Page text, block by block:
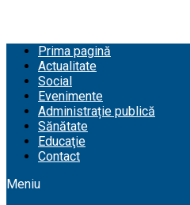
Prima pagină
Actualitate
Social
Evenimente
Administrație publică
Sănătate
Educaţie
Contact
Meniu